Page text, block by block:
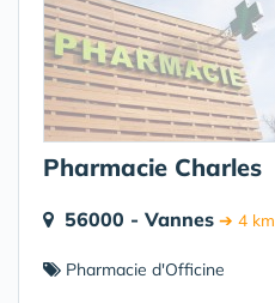
Pharmacie Charles
56000 - Vannes ➔ 4 km
Pharmacie d'Officine